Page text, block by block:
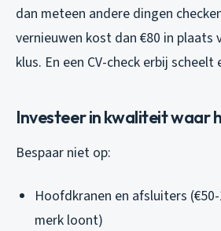
dan meteen andere dingen
vernieuwen kost dan €80 in plaats
klus. En een CV-check erbij
Investeer in kwaliteit waar
Bespaar niet op:
Hoofdkranen en afsluiters
merk loont)